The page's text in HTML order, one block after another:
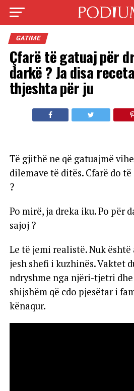
GATIME
Çfarë të gatuaj për
darkë ? Ja disa
thjeshta për ju
Të gjithë ne që gatuajmë
dilemave të ditës. Cfarë do
?
Po mirë, ja dreka iku. Po për
sajoj ?
Le të jemi realistë. Nuk është
jesh shefi i kuzhinës. Vaktet
ndryshme nga njëri-tjetri
shijshëm që cdo pjesëtar i
kënaqur.